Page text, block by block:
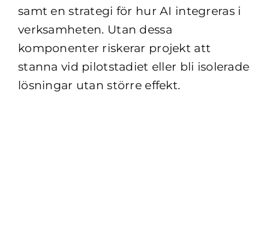
samt en strategi för hur AI integreras i
verksamheten. Utan dessa
komponenter riskerar projekt att
stanna vid pilotstadiet eller bli isolerade
lösningar utan större effekt.